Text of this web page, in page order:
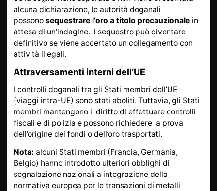
alcuna dichiarazione, le autorità doganali
possono sequestrare l’oro a titolo precauzionale in
attesa di un’indagine. Il sequestro può diventare
definitivo se viene accertato un collegamento con
attività illegali.
Attraversamenti interni dell’UE
I controlli doganali tra gli Stati membri dell’UE
(viaggi intra-UE) sono stati aboliti. Tuttavia, gli Stati
membri mantengono il diritto di effettuare controlli
fiscali e di polizia e possono richiedere la prova
dell’origine dei fondi o dell’oro trasportati.
Nota: alcuni Stati membri (Francia, Germania,
Belgio) hanno introdotto ulteriori obblighi di
segnalazione nazionali a integrazione della
normativa europea per le transazioni di metalli